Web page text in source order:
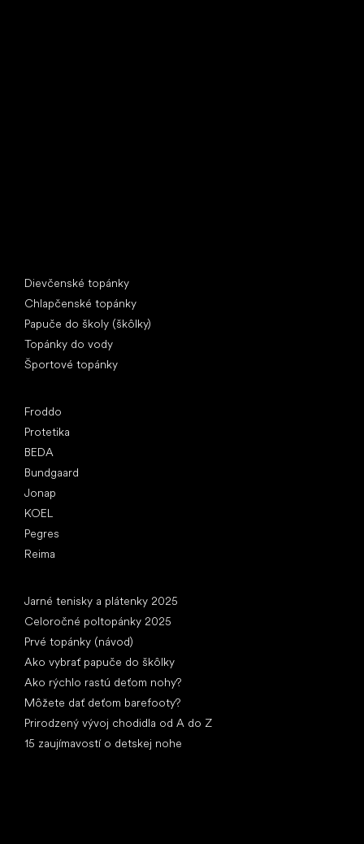
Dievčenské topánky
Chlapčenské topánky
Papuče do školy (škôlky)
Topánky do vody
Športové topánky
Froddo
Protetika
BEDA
Bundgaard
Jonap
KOEL
Pegres
Reima
Jarné tenisky a plátenky 2025
Celoročné poltopánky 2025
Prvé topánky (návod)
Ako vybrať papuče do škôlky
Ako rýchlo rastú deťom nohy?
Môžete dať deťom barefooty?
Prirodzený vývoj chodidla od A do Z
15 zaujímavostí o detskej nohe